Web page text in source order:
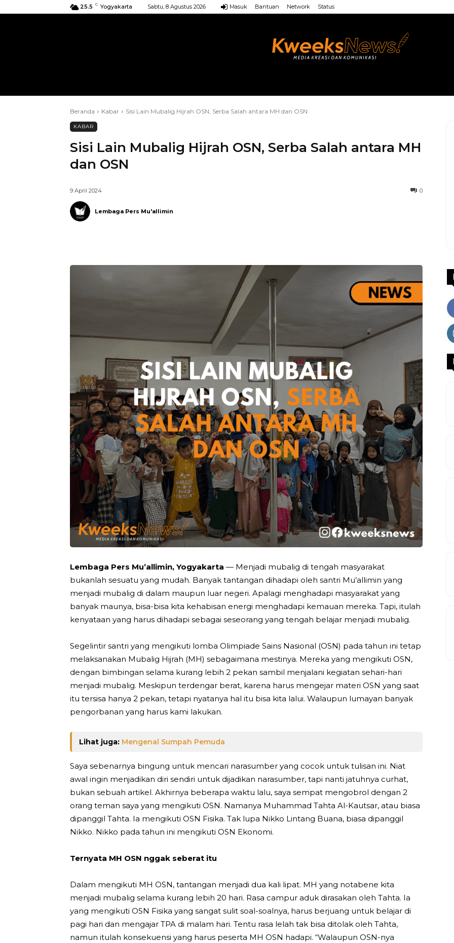
25.5 C Yogyakarta Sabtu, 8 Agustus 2026 Masuk Bantuan Network Status
Beranda Kabar Sisi Lain Mubalig Hijrah OSN, Serba Salah antara MH dan OSN
KABAR
Sisi Lain Mubalig Hijrah OSN, Serba Salah antara MH
dan OSN
0
9 April 2024
Lembaga Pers Mu'allimin
Lembaga Pers Mu’allimin, Yogyakarta — Menjadi mubalig di tengah masyarakat
bukanlah sesuatu yang mudah. Banyak tantangan dihadapi oleh santri Mu’allimin yang
menjadi mubalig di dalam maupun luar negeri. Apalagi menghadapi masyarakat yang
banyak maunya, bisa-bisa kita kehabisan energi menghadapi kemauan mereka. Tapi, itulah
kenyataan yang harus dihadapi sebagai seseorang yang tengah belajar menjadi mubalig.
Segelintir santri yang mengikuti lomba Olimpiade Sains Nasional (OSN) pada tahun ini tetap
melaksanakan Mubalig Hijrah (MH) sebagaimana mestinya. Mereka yang mengikuti OSN,
dengan bimbingan selama kurang lebih 2 pekan sambil menjalani kegiatan sehari-hari
menjadi mubalig. Meskipun terdengar berat, karena harus mengejar materi OSN yang saat
itu tersisa hanya 2 pekan, tetapi nyatanya hal itu bisa kita lalui. Walaupun lumayan banyak
pengorbanan yang harus kami lakukan.
Lihat juga: Mengenal Sumpah Pemuda
Saya sebenarnya bingung untuk mencari narasumber yang cocok untuk tulisan ini. Niat
awal ingin menjadikan diri sendiri untuk dijadikan narasumber, tapi nanti jatuhnya curhat,
bukan sebuah artikel. Akhirnya beberapa waktu lalu, saya sempat mengobrol dengan 2
orang teman saya yang mengikuti OSN. Namanya Muhammad Tahta Al-Kautsar, atau biasa
dipanggil Tahta. Ia mengikuti OSN Fisika. Tak lupa Nikko Lintang Buana, biasa dipanggil
Nikko. Nikko pada tahun ini mengikuti OSN Ekonomi.
Ternyata MH OSN nggak seberat itu
Dalam mengikuti MH OSN, tantangan menjadi dua kali lipat. MH yang notabene kita
menjadi mubalig selama kurang lebih 20 hari. Rasa campur aduk dirasakan oleh Tahta. Ia
yang mengikuti OSN Fisika yang sangat sulit soal-soalnya, harus berjuang untuk belajar di
pagi hari dan mengajar TPA di malam hari. Tentu rasa lelah tak bisa ditolak oleh Tahta,
namun itulah konsekuensi yang harus peserta MH OSN hadapi. “Walaupun OSN-nya